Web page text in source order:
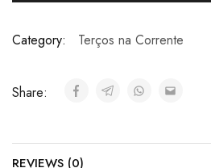
Category: Terços na Corrente
Share:
REVIEWS (0)